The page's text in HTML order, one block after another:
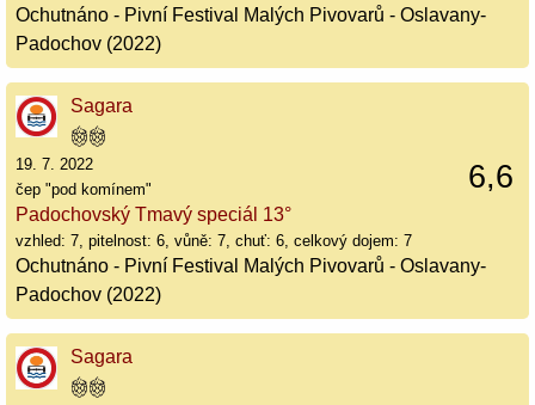
Ochutnáno - Pivní Festival Malých Pivovarů - Oslavany-
Padochov (2022)
Sagara
6,6
19. 7. 2022
čep "pod komínem"
Padochovský Tmavý speciál 13°
vzhled: 7, pitelnost: 6, vůně: 7, chuť: 6, celkový dojem: 7
Ochutnáno - Pivní Festival Malých Pivovarů - Oslavany-
Padochov (2022)
Sagara